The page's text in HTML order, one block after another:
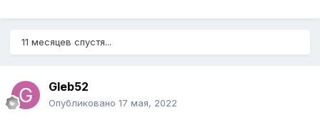
11 месяцев спустя...
Gleb52
Опубликовано 17 мая, 2022